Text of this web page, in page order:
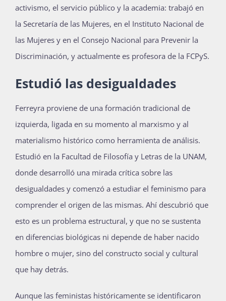
activismo, el servicio público y la academia: trabajó en
la Secretaría de las Mujeres, en el Instituto Nacional de
las Mujeres y en el Consejo Nacional para Prevenir la
Discriminación, y actualmente es profesora de la FCPyS.
Estudió las desigualdades
Ferreyra proviene de una formación tradicional de
izquierda, ligada en su momento al marxismo y al
materialismo histórico como herramienta de análisis.
Estudió en la Facultad de Filosofía y Letras de la UNAM,
donde desarrolló una mirada crítica sobre las
desigualdades y comenzó a estudiar el feminismo para
comprender el origen de las mismas. Ahí descubrió que
esto es un problema estructural, y que no se sustenta
en diferencias biológicas ni depende de haber nacido
hombre o mujer, sino del constructo social y cultural
que hay detrás.
Aunque las feministas históricamente se identificaron